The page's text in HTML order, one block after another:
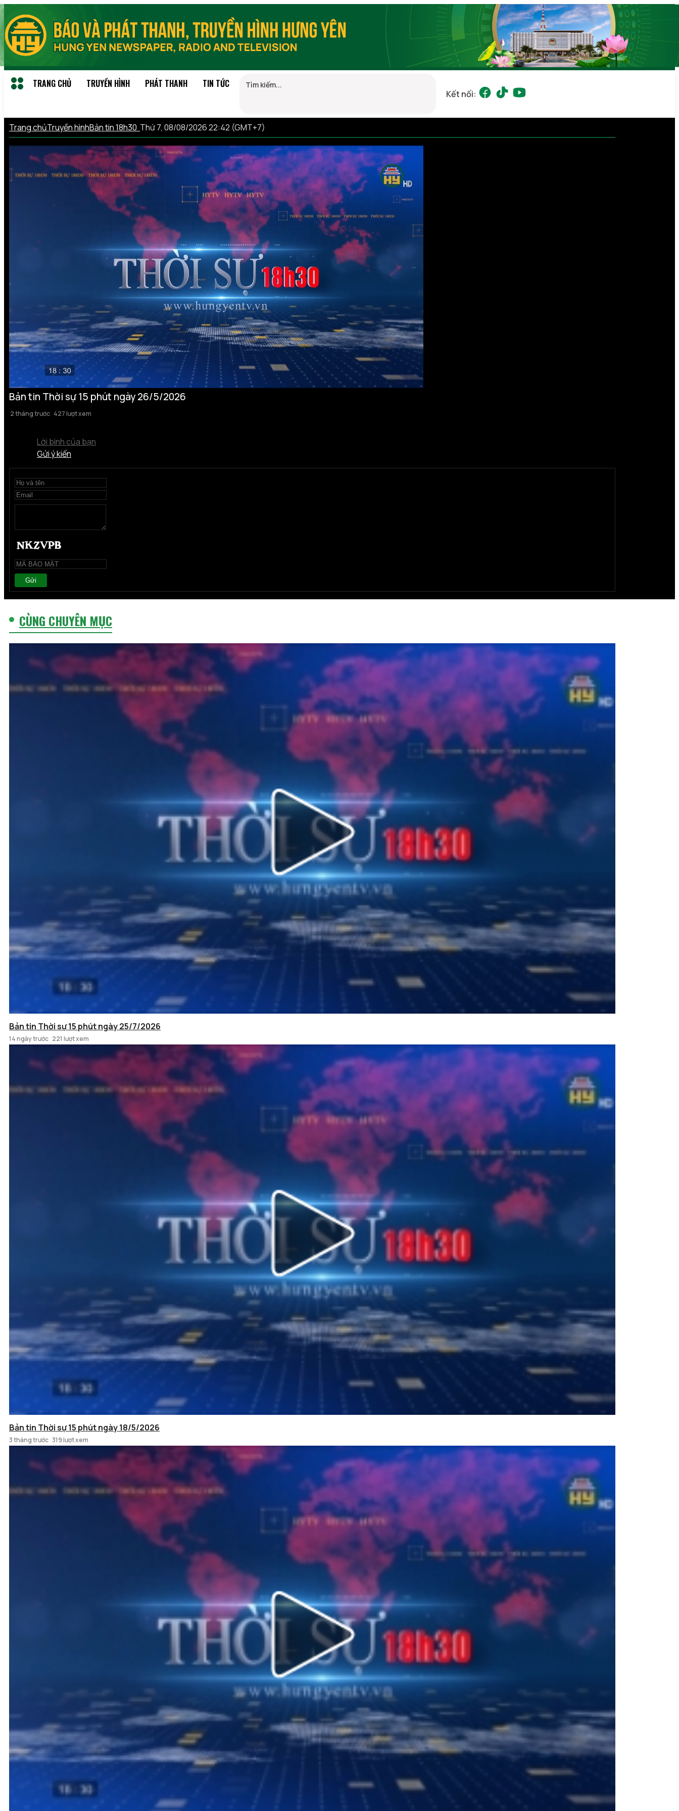
TRANG CHỦ TRUYỀN HÌNH PHÁT THANH TIN TỨC
Kết nối:
Trang chủTruyền hìnhBản tin 18h30 Thứ 7, 08/08/2026 22:42 (GMT+7)
Bản tin Thời sự 15 phút ngày 26/5/2026
2 tháng trước 427 lượt xem
Lời bình của bạn
Gửi ý kiến
Gửi
CÙNG CHUYÊN MỤC
Bản tin Thời sự 15 phút ngày 25/7/2026
14 ngày trước 221 lượt xem
Bản tin Thời sự 15 phút ngày 18/5/2026
3 tháng trước 319 lượt xem